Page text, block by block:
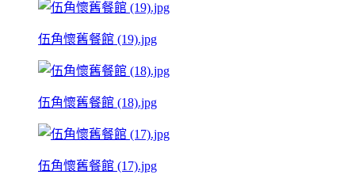
伍角懷舊餐館 (19).jpg
伍角懷舊餐館 (18).jpg
伍角懷舊餐館 (17).jpg